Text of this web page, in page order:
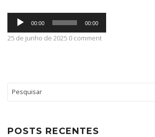
CONTATO
Tocador
áudio
00:00 00:00
25 de junho de 2025 0 comment
POSTS RECENTES